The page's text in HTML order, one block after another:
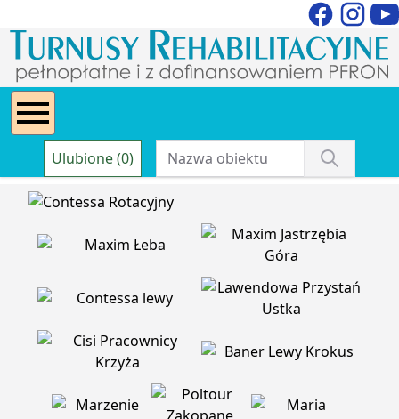
Ulubione (0)